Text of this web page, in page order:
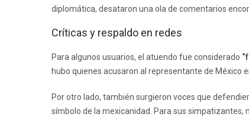
diplomática, desataron una ola de comentarios
Críticas y respaldo en redes
Para algunos usuarios, el atuendo fue considerado
hubo quienes acusaron al representante de México
Por otro lado, también surgieron voces que
símbolo de la mexicanidad. Para sus simpatizantes,